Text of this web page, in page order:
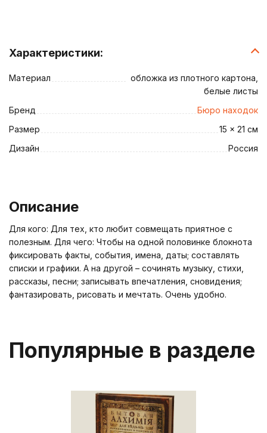
Характеристики:
Материал
обложка из плотного картона,
белые листы
Бренд
Бюро находок
Размер
15 x 21 см
Дизайн
Россия
Описание
Для кого: Для тех, кто любит совмещать приятное с
полезным. Для чего: Чтобы на одной половинке блокнота
фиксировать факты, события, имена, даты; составлять
списки и графики. А на другой – сочинять музыку, стихи,
рассказы, песни; записывать впечатления, сновидения;
фантазировать, рисовать и мечтать. Очень удобно.
Популярные в разделе